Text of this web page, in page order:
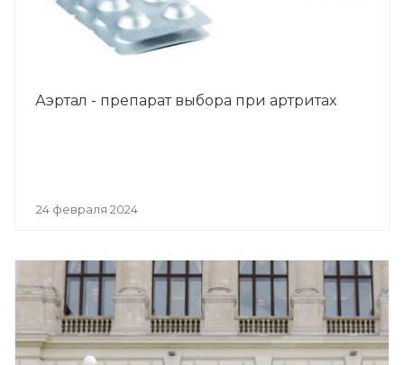
Аэртал - препарат выбора при артритах
24 февраля 2024